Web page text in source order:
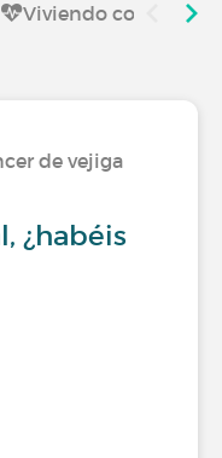
Viviendo con
de vejiga
¿habéis